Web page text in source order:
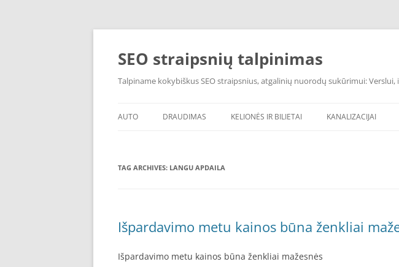
Skip
SEO straipsnių talpinimas
Talpiname kokybiškus SEO straipsnius, atgalinių nuorodų sukūrimui:
AUTO DRAUDIMAS KELIONĖS IR BILIETAI KANALIZACIJAI
TAG ARCHIVES: LANGU APDAILA
Išpardavimo metu kainos būna ženkliai
Išpardavimo metu kainos būna ženkliai mažesnės